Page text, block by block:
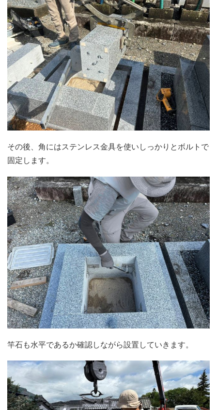
その後、角にはステンレス金具を使いしっかりとボルトで
固定します。
竿石も水平であるか確認しながら設置していきます。